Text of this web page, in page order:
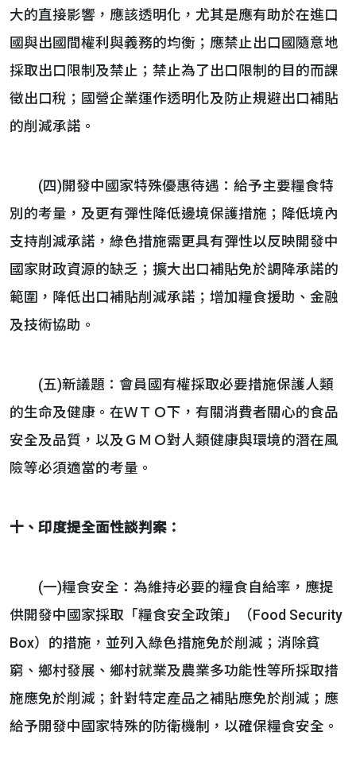
大的直接影響，應該透明化，尤其是應有助於在進口
國與出國間權利與義務的均衡；應禁止出口國隨意地
採取出口限制及禁止；禁止為了出口限制的目的而課
徵出口稅；國營企業運作透明化及防止規避出口補貼
的削減承諾。
(四)開發中國家特殊優惠待遇：給予主要糧食特
別的考量，及更有彈性降低邊境保護措施；降低境內
支持削減承諾，綠色措施需更具有彈性以反映開發中
國家財政資源的缺乏；擴大出口補貼免於調降承諾的
範圍，降低出口補貼削減承諾；增加糧食援助、金融
及技術協助。
(五)新議題：會員國有權採取必要措施保護人類
的生命及健康。在ＷＴＯ下，有關消費者關心的食品
安全及品質，以及ＧＭＯ對人類健康與環境的潛在風
險等必須適當的考量。
十、印度提全面性談判案：
(一)糧食安全：為維持必要的糧食自給率，應提
供開發中國家採取「糧食安全政策」（Food Security
Box）的措施，並列入綠色措施免於削減；消除貧
窮、鄉村發展、鄉村就業及農業多功能性等所採取措
施應免於削減；針對特定產品之補貼應免於削減；應
給予開發中國家特殊的防衛機制，以確保糧食安全。